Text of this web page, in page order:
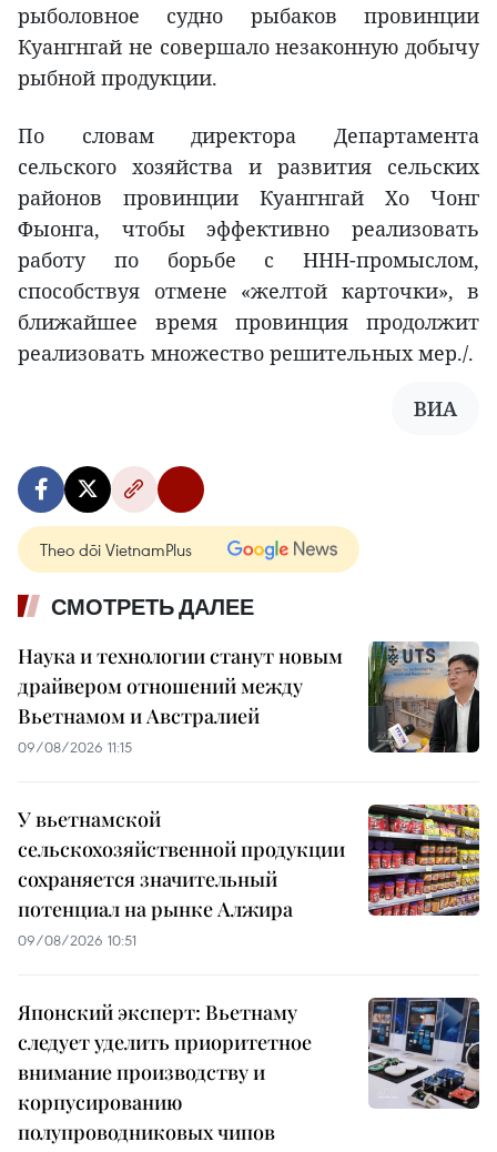
рыболовное судно рыбаков провинции
Куангнгай не совершало незаконную добычу
рыбной продукции.
По словам директора Департамента
сельского хозяйства и развития сельских
районов провинции Куангнгай Хо Чонг
Фыонга, чтобы эффективно реализовать
работу по борьбе с ННН-промыслом,
способствуя отмене «желтой карточки», в
ближайшее время провинция продолжит
реализовать множество решительных мер./.
ВИА
Theo dõi VietnamPlus
СМОТРЕТЬ ДАЛЕЕ
Наука и технологии станут новым
драйвером отношений между
Вьетнамом и Австралией
09/08/2026 11:15
У вьетнамской
сельскохозяйственной продукции
сохраняется значительный
потенциал на рынке Алжира
09/08/2026 10:51
Японский эксперт: Вьетнаму
следует уделить приоритетное
внимание производству и
корпусированию
полупроводниковых чипов